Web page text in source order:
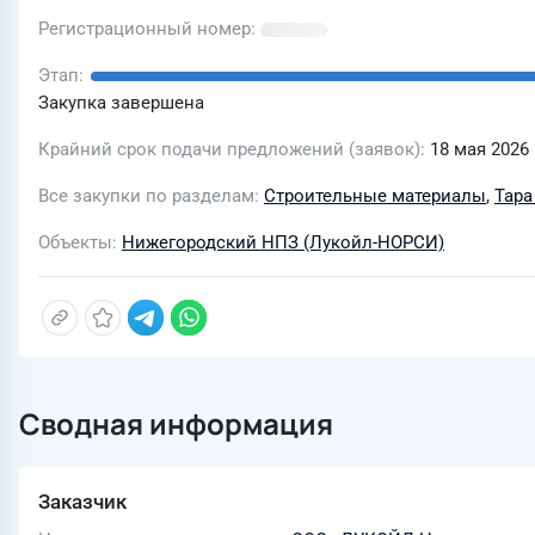
Регистрационный номер
Этап
Закупка завершена
Крайний срок подачи предложений (заявок) 18 мая 2026
Все закупки по разделам Строительные материалы,
Объекты Нижегородский НПЗ (Лукойл-НОРСИ)
Сводная информация
Заказчик